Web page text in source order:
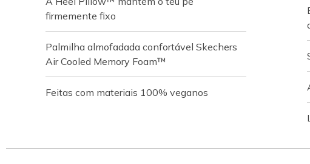
firmemente fixo
Palmilha almofadada confortável Skechers
Air Cooled Memory Foam™
Feitas com materiais 100% veganos